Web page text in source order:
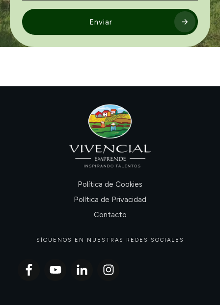
Enviar
Política de Cookies
Política de Privacidad
Contacto
SÍGUENOS EN NUESTRAS REDES SOCIALES